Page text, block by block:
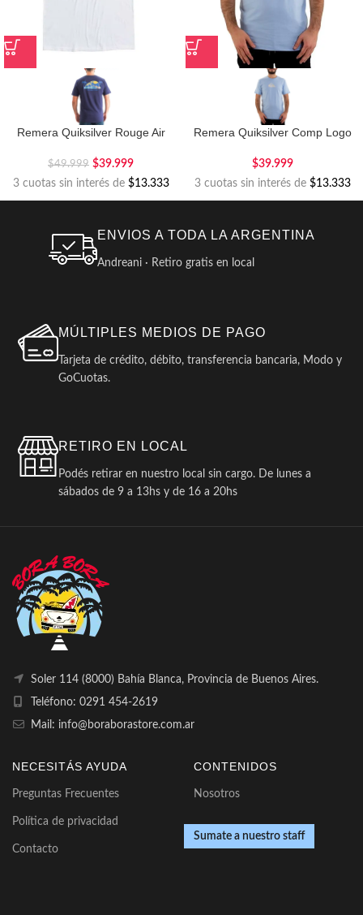
Remera Quiksilver Rouge Air
$49.999 $39.999
3 cuotas sin interés de $13.333
Remera Quiksilver Comp Logo
$39.999
3 cuotas sin interés de $13.333
ENVIOS A TODA LA ARGENTINA
Andreani · Retiro gratis en local
MÚLTIPLES MEDIOS DE PAGO
Tarjeta de crédito, débito, transferencia bancaria, Modo y
GoCuotas.
RETIRO EN LOCAL
Podés retirar en nuestro local sin cargo. De lunes a
sábados de 9 a 13hs y de 16 a 20hs
Soler 114 (8000) Bahía Blanca, Provincia de Buenos Aires.
Teléfono: 0291 454-2619
Mail: info@boraborastore.com.ar
NECESITÁS AYUDA
Preguntas Frecuentes
Política de privacidad
Contacto
CONTENIDOS
Nosotros
Sumate a nuestro staff